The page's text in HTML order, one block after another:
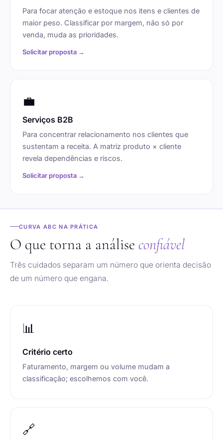
Para focar atenção e estoque nos itens e clientes de
maior peso. Classificar por margem, não só por
venda, muda as prioridades.
Solicitar proposta →
💼
Serviços B2B
Para concentrar relacionamento nos clientes que
sustentam a receita. A matriz produto × cliente
revela dependências e riscos.
Solicitar proposta →
CURVA ABC NA PRÁTICA
O que torna a análise confiável
Três cuidados separam um número que orienta decisão
de um número que engana.
📊
Critério certo
Faturamento, margem ou volume mudam a
classificação; escolhemos com você.
🔗